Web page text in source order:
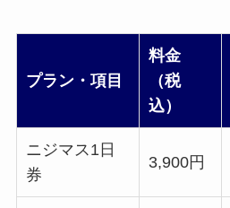
プラン・項目
料金
（税
込）
ニジマス1日
券
3,900円